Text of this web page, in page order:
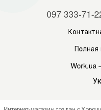
097 333-71-
Полная
Work.ua